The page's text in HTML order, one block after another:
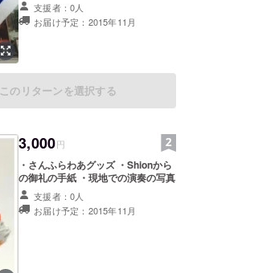
支援者：0人
お届け予定：2015年11月
このリターンを選択する
3,000円
・さんふらわあグッズ ・Shionから
の御礼の手紙 ・現地での演奏の写真
支援者：0人
お届け予定：2015年11月